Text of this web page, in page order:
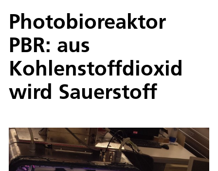
Photobioreaktor
PBR: aus
Kohlenstoffdioxid
wird Sauerstoff